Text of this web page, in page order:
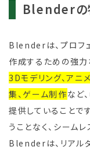
Blenderの
Blenderは、プロフ
作成するための強力
3Dモデリング、アニ
集、ゲーム制作など
提供していることで
うことなく、シーム
Blenderは、リアル